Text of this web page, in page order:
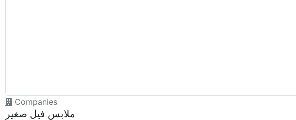
Companies
ملابس فيل صغير